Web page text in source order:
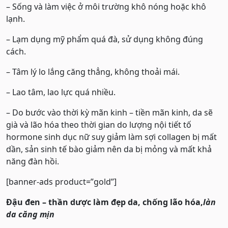
– Sống và làm việc ở môi trường khô nóng hoặc khô
lạnh.
– Lạm dụng mỹ phẩm quá đà, sử dụng không đúng
cách.
– Tâm lý lo lắng căng thẳng, không thoải mái.
– Lao tâm, lao lực quá nhiều.
– Do bước vào thời kỳ mãn kinh – tiền mãn kinh, da sẽ
già và lão hóa theo thời gian do lượng nội tiết tố
hormone sinh dục nữ suy giảm làm sợi collagen bị mất
dần, sản sinh tế bào giảm nên da bị mỏng và mất khả
năng đàn hồi.
[banner-ads product=”gold”]
Đậu đen – thần dược làm đẹp da, chống lão hóa,làn
da căng mịn